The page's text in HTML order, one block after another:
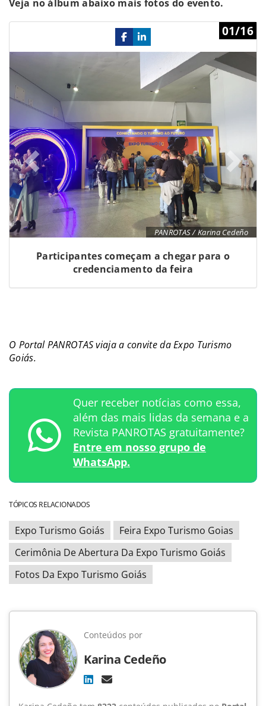
Veja no álbum abaixo mais fotos do evento.
PANROTAS / Karina Cedeño
01/16
Participantes começam a chegar para o
credenciamento da feira
Previous
O Portal PANROTAS viaja a convite da Expo Turismo
Goiás.
Quer receber notícias como essa,
além das mais lidas da semana e a
Revista PANROTAS gratuitamente?
Entre em nosso grupo de
WhatsApp.
TÓPICOS RELACIONADOS
Expo Turismo Goiás
Feira Expo Turismo Goias
Cerimônia De Abertura Da Expo Turismo Goiás
Fotos Da Expo Turismo Goiás
Conteúdos por
Karina Cedeño